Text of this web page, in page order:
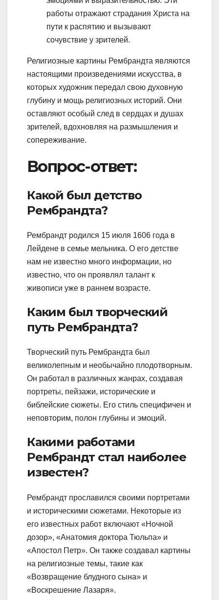
работы отражают страдания Христа на
пути к распятию и вызывают
сочувствие у зрителей.
Религиозные картины Рембрандта являются
настоящими произведениями искусства, в
которых художник передал свою духовную
глубину и мощь религиозных историй. Они
оставляют особый след в сердцах и душах
зрителей, вдохновляя на размышления и
сопереживание.
Вопрос-ответ:
Какой был детство
Рембрандта?
Рембрандт родился 15 июля 1606 года в
Лейдене в семье мельника. О его детстве
нам не известно много информации, но
известно, что он проявлял талант к
живописи уже в раннем возрасте.
Каким был творческий
путь Рембрандта?
Творческий путь Рембрандта был
великолепным и необычайно плодотворным.
Он работал в различных жанрах, создавая
портреты, пейзажи, исторические и
библейские сюжеты. Его стиль специфичен и
неповторим, полон глубины и эмоций.
Какими работами
Рембрандт стал наиболее
известен?
Рембрандт прославился своими портретами
и историческими сюжетами. Некоторые из
его известных работ включают «Ночной
дозор», «Анатомия доктора Тюльпа» и
«Апостол Петр». Он также создавал картины
на религиозные темы, такие как
«Возвращение блудного сына» и
«Воскрешение Лазаря».